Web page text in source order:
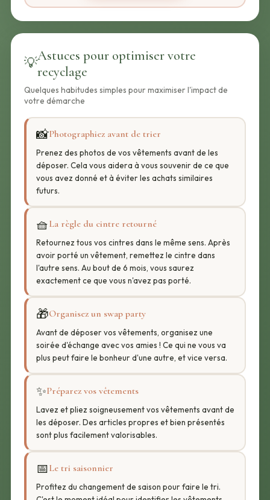
💡Astuces pour optimiser votre
recyclage
Quelques habitudes simples pour maximiser l'impact de
votre démarche
📸Photographiez avant de trier
Prenez des photos de vos vêtements avant de les
déposer. Cela vous aidera à vous souvenir de ce que
vous avez donné et à éviter les achats similaires
futurs.
🧺La règle du cintre retourné
Retournez tous vos cintres dans le même sens. Après
avoir porté un vêtement, remettez le cintre dans
l'autre sens. Au bout de 6 mois, vous saurez
exactement ce que vous n'avez pas porté.
🎁Organisez un swap party
Avant de déposer vos vêtements, organisez une
soirée d'échange avec vos amies ! Ce qui ne vous va
plus peut faire le bonheur d'une autre, et vice versa.
✨Préparez vos vêtements
Lavez et pliez soigneusement vos vêtements avant de
les déposer. Des articles propres et bien présentés
sont plus facilement valorisables.
📅Le tri saisonnier
Profitez du changement de saison pour faire le tri.